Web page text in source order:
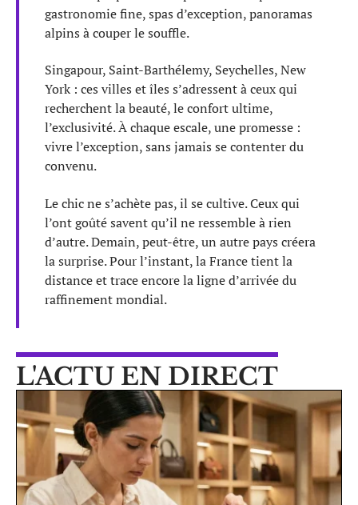
gastronomie fine, spas d’exception, panoramas
alpins à couper le souffle.
Singapour, Saint-Barthélemy, Seychelles, New
York : ces villes et îles s’adressent à ceux qui
recherchent la beauté, le confort ultime,
l’exclusivité. À chaque escale, une promesse :
vivre l’exception, sans jamais se contenter du
convenu.
Le chic ne s’achète pas, il se cultive. Ceux qui
l’ont goûté savent qu’il ne ressemble à rien
d’autre. Demain, peut-être, un autre pays créera
la surprise. Pour l’instant, la France tient la
distance et trace encore la ligne d’arrivée du
raffinement mondial.
L'ACTU EN DIRECT